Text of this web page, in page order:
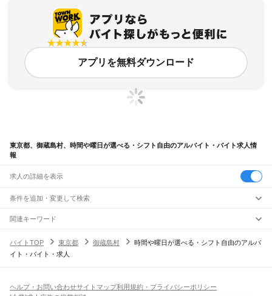
アプリを無料ダウンロード
東京都、御蔵島村、時間や曜日が選べる・シフト自由のアルバイト・バイト求人情
報
求人の詳細を表示
条件を追加・変更して検索
市区町村を追加・変更
東京都すべて
東京23区 すべて
江戸川区
駅を追加・変更
JR山手線
職種を追加・変更
飲食・フードサービスすべて
関連キーワード
バイトTOP
東京都 御蔵島村
時間や曜日が選べる・シフト自由のアルバ
イト・バイト・求人
ヘルプ・お問い合わせサイトマップ利用規約・プライバシーポリシー